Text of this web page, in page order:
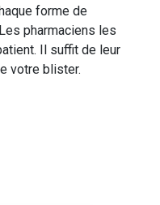
forme de
pharmaciens les
Il suffit de leur
votre blister.